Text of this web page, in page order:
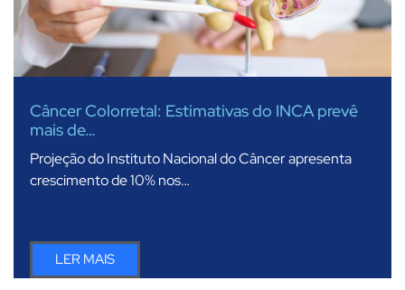
Câncer Colorretal: Estimativas do INCA prevê
mais de…
Projeção do Instituto Nacional do Câncer apresenta
crescimento de 10% nos…
LER MAIS